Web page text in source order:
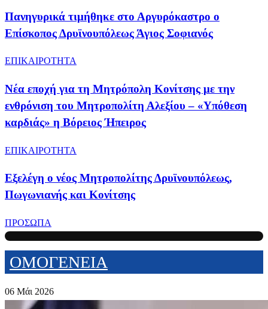
Πανηγυρικά τιμήθηκε στο Αργυρόκαστρο ο
Επίσκοπος Δρυϊνουπόλεως Άγιος Σοφιανός
ΕΠΙΚΑΙΡΟΤΗΤΑ
Νέα εποχή για τη Μητρόπολη Κονίτσης με την
ενθρόνιση του Μητροπολίτη Αλεξίου – «Υπόθεση
καρδιάς» η Βόρειος Ήπειρος
ΕΠΙΚΑΙΡΟΤΗΤΑ
Εξελέγη ο νέος Μητροπολίτης Δρυϊνουπόλεως,
Πωγωνιανής και Κονίτσης
ΠΡΟΣΩΠΑ
ΟΜΟΓΕΝΕΙΑ
06 Μάι 2026